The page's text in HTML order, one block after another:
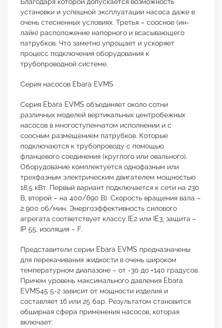
установки и успешной эксплуатации насоса даже в
очень стесненных условиях. Третья – соосное (ин-
лайн) расположение напорного и всасывающего
патрубков. Что заметно упрощает и ускоряет
процесс подключения оборудования к
трубопроводной системе.
Серия насосов Ebara EVMS
Серия Ebara EVMS объединяет около сотни
различных моделей вертикальных центробежных
насосов в многоступенчатом исполнении и с
соосным размещением патрубков. Которые
подключаются к трубопроводу с помощью
фланцевого соединения (круглого или овального).
Оборудование комплектуется однофазным или
трехфазным электрическим двигателем мощностью
18,5 кВт. Первый вариант подключается к сети на 230
В, второй – на 400/690 В). Скорость вращения вала –
2 900 об/мин. Энергоэффективность силового
агрегата соответствует классу IE2 или IE3, защита –
IP 55, изоляция – F.
Представители серии Ebara EVMS предназначены
для перекачивания жидкости в очень широком
температурном диапазоне – от -30 до +140 градусов.
Причем уровень максимального давления Ebara
EVMS45 5-2 зависит от мощности изделия и
составляет 16 или 25 бар. Результатом становится
обширная сфера применения насосов, которая
включает: